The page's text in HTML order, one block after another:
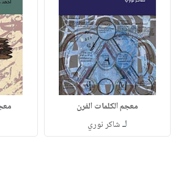
معجم الكلمات الفرن
لـشاكر نوري